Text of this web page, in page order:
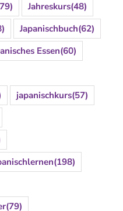
Jahreskurs(48)
Japanischbuch(62)
Essen(60)
japanischkurs(57)
(198)
(79)